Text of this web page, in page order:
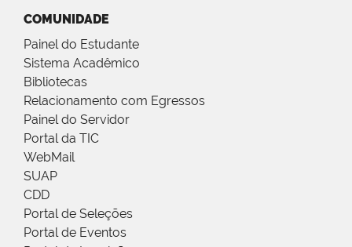
COMUNIDADE
Painel do Estudante
Sistema Acadêmico
Bibliotecas
Relacionamento com Egressos
Painel do Servidor
Portal da TIC
WebMail
SUAP
CDD
Portal de Seleções
Portal de Eventos